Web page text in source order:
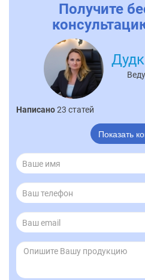
Получите
Написано23 статей
Показать